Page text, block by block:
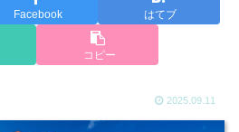
Facebook はてブ
コピー
2025.09.11